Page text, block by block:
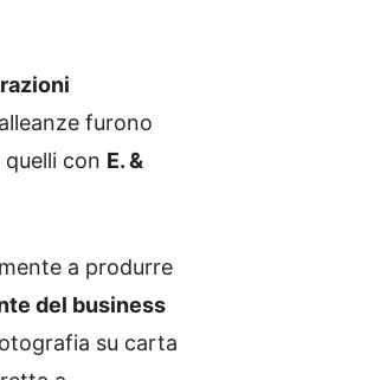
furono
con E. &
a produrre
del business
su carta